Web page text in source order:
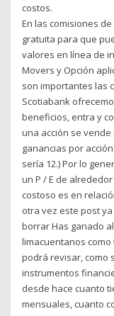
costos.
En las comisiones
gratuita para que
valores en línea de
Movers y Opción
son importantes las
Scotiabank
beneficios, entra y
una acción se
ganancias por
sería 12.) Por lo
un P / E de
costoso es en
otra vez este post
borrar Has ganado
limacuentanos
podrá revisar, como
instrumentos
desde hace cuanto
mensuales, cuanto